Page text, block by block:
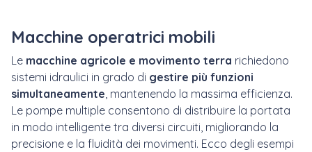
Macchine operatrici mobili
Le macchine agricole e movimento terra richiedono
sistemi idraulici in grado di gestire più funzioni
simultaneamente, mantenendo la massima efficienza.
Le pompe multiple consentono di distribuire la portata
in modo intelligente tra diversi circuiti, migliorando la
precisione e la fluidità dei movimenti. Ecco degli esempi